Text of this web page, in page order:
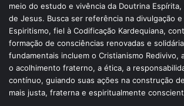
meio do estudo e vivência da Doutrina Espírita,
de Jesus. Busca ser referência na divulgação
Espiritismo, fiel à Codificação Kardequiana,
formação de consciências renovadas e
fundamentais incluem o Cristianismo Redivivo,
o acolhimento fraterno, a ética, a
contínuo, guiando suas ações na construção
mais justa, fraterna e espiritualmente